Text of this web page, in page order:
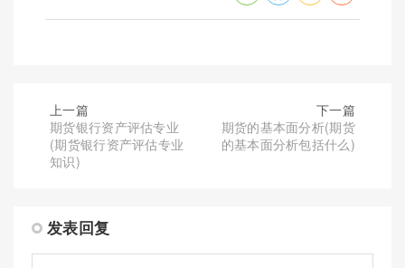
上一篇
期货银行资产评估专业
(期货银行资产评估专业
知识)
下一篇
期货的基本面分析(期货
的基本面分析包括什么)
发表回复